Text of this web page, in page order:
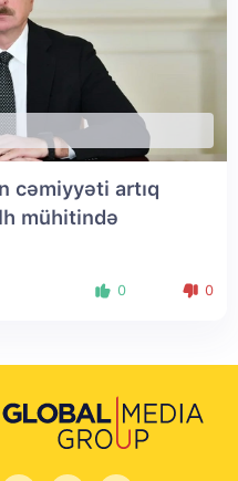
cəmiyyəti artıq
mühitində
0 0